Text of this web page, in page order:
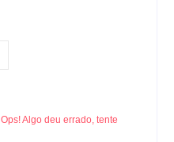
Ops! Algo deu errado, tente